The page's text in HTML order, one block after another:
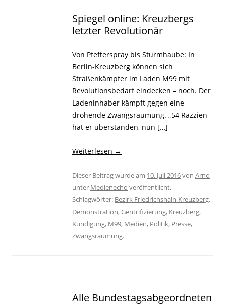
Spiegel online: Kreuzbergs
letzter Revolutionär
Von Pfefferspray bis Sturmhaube: In
Berlin-Kreuzberg können sich
Straßenkämpfer im Laden M99 mit
Revolutionsbedarf eindecken – noch. Der
Ladeninhaber kämpft gegen eine
drohende Zwangsräumung. „54 Razzien
hat er überstanden, nun […]
Weiterlesen →
Dieser Beitrag wurde am 10. Juli 2016von Arno
unter Medienecho veröffentlicht.
Schlagwörter: Bezirk Friedrichshain-Kreuzberg,
Demonstration,Gentrifizierung, Kreuzberg,
Kündigung, M99, Medien, Politik, Presse,
Zwangsräumung.
Alle Bundestagsabgeordneten